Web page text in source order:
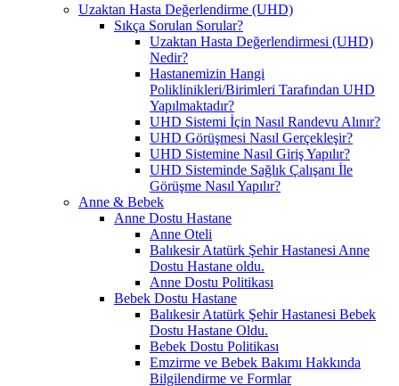
Uzaktan Hasta Değerlendirme (UHD)
Sıkça Sorulan Sorular?
Uzaktan Hasta Değerlendirmesi (UHD)
Nedir?
Hastanemizin Hangi
Poliklinikleri/Birimleri Tarafından UHD
Yapılmaktadır?
UHD Sistemi İçin Nasıl Randevu Alınır?
UHD Görüşmesi Nasıl Gerçekleşir?
UHD Sistemine Nasıl Giriş Yapılır?
UHD Sisteminde Sağlık Çalışanı İle
Görüşme Nasıl Yapılır?
Anne & Bebek
Anne Dostu Hastane
Anne Oteli
Balıkesir Atatürk Şehir Hastanesi Anne
Dostu Hastane oldu.
Anne Dostu Politikası
Bebek Dostu Hastane
Balıkesir Atatürk Şehir Hastanesi Bebek
Dostu Hastane Oldu.
Bebek Dostu Politikası
Emzirme ve Bebek Bakımı Hakkında
Bilgilendirme ve Formlar